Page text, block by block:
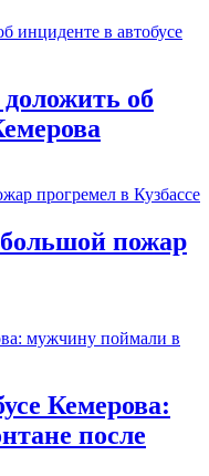
об
пожар
Кемерова:
после